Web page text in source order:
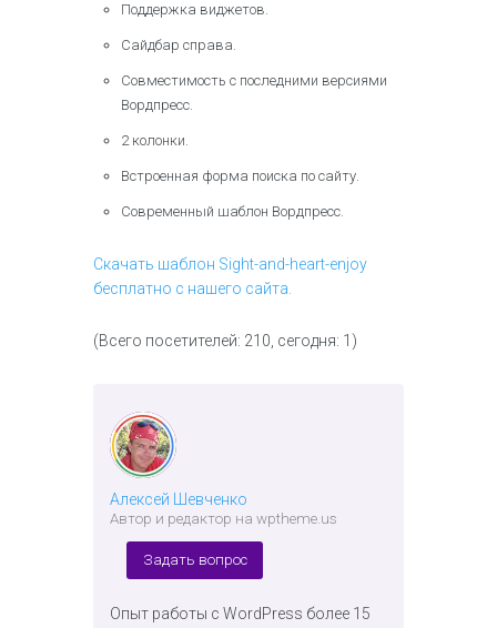
Поддержка виджетов.
Сайдбар справа.
Совместимость с последними версиями
Вордпресс.
2 колонки.
Встроенная форма поиска по сайту.
Современный шаблон Вордпресс.
Скачать шаблон Sight-and-heart-enjoy
бесплатно с нашего сайта.
(Всего посетителей: 210, сегодня: 1)
Алексей Шевченко
Автор и редактор на wptheme.us
Задать вопрос
Опыт работы с WordPress более 15